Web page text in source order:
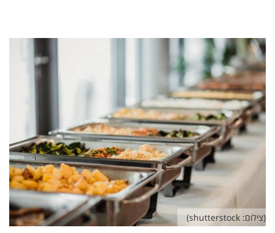
(צילום: shutterstock)